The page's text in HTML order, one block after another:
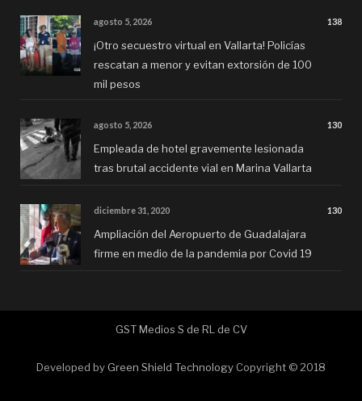
agosto 5, 2026 138
¡Otro secuestro virtual en Vallarta! Policías
rescatan a menor y evitan extorsión de 100
mil pesos
agosto 5, 2026 130
Empleada de hotel gravemente lesionada
tras brutal accidente vial en Marina Vallarta
diciembre 31, 2020 130
Ampliación del Aeropuerto de Guadalajara
firme en medio de la pandemia por Covid 19
GST Medios S de RL de CV
Developed by Green Shield Technology Copyright © 2018